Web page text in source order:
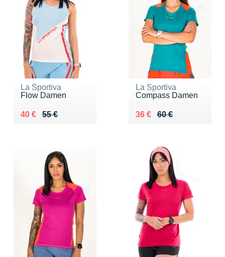
La Sportiva
Flow Damen
55 €
Au lieu de 55 €
40 €
Vendu 40 €
La Sportiva
Compass Damen
60 €
Au lieu de 60 €
36 €
Vendu 36 €